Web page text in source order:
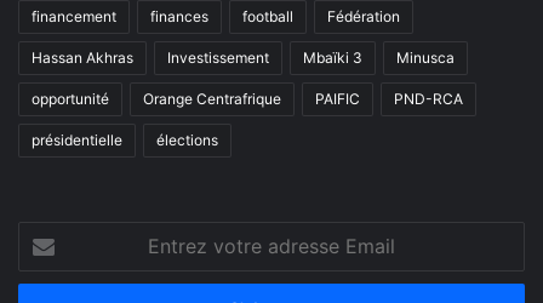
financement finances football Fédération
Hassan Akhras Investissement Mbaïki 3 Minusca
opportunité Orange Centrafrique PAIFIC PND-RCA
présidentielle élections
votre
adresse